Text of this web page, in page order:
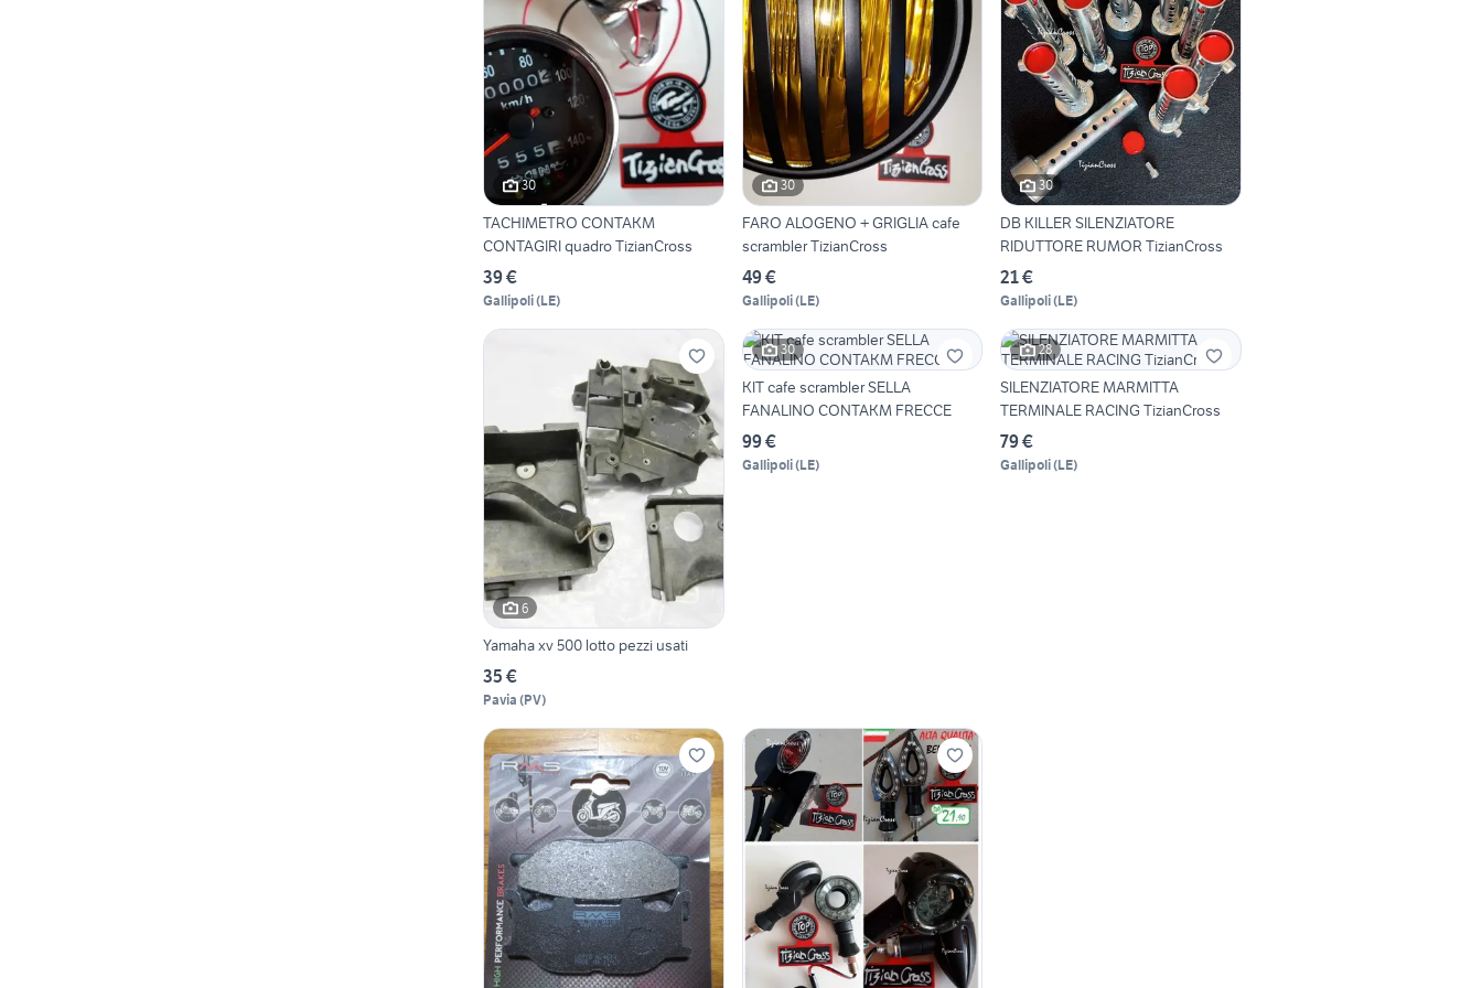
30
TACHIMETRO CONTAKM
CONTAGIRI quadro TizianCross
39 €
Gallipoli(LE)
30
FARO ALOGENO + GRIGLIA cafe
scrambler TizianCross
49 €
Gallipoli(LE)
30
DB KILLER SILENZIATORE
RIDUTTORE RUMOR TizianCross
21 €
Gallipoli(LE)
6
Yamaha xv 500 lotto pezzi usati
35 €
Pavia (PV)
30
KIT cafe scrambler SELLA
FANALINO CONTAKM FRECCE
99 €
Gallipoli(LE)
28
SILENZIATORE MARMITTA
TERMINALE RACING TizianCross
79 €
Gallipoli(LE)